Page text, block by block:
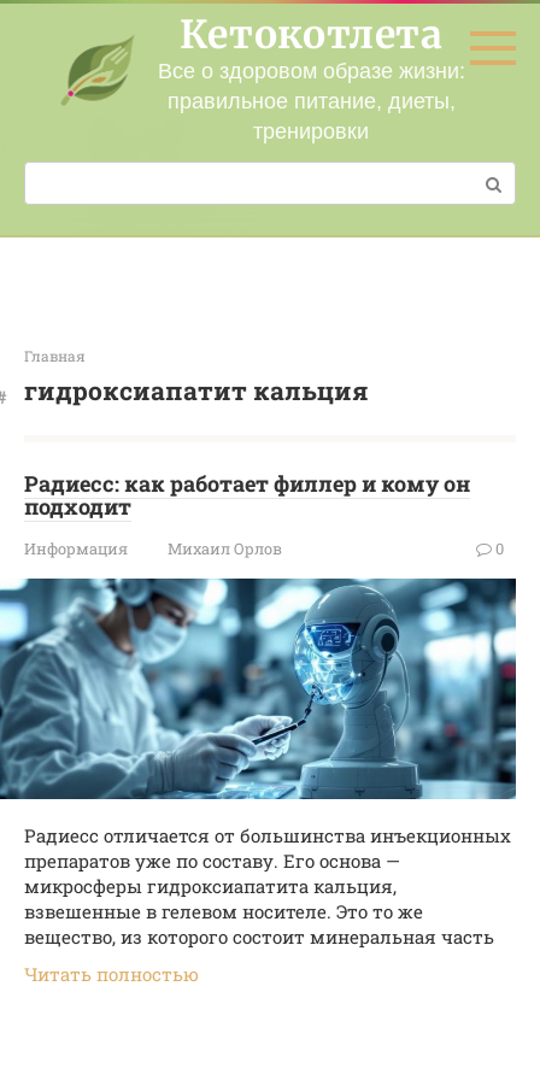
Перейти
контенту
Кетокотлета
Все о здоровом образе жизни:
правильное питание, диеты,
тренировки
Поиск:
Главная
гидроксиапатит кальция
Радиесс: как работает филлер и кому он
подходит
Информация Михаил Орлов 0
Радиесс отличается от большинства инъекционных
препаратов уже по составу. Его основа —
микросферы гидроксиапатита кальция,
взвешенные в гелевом носителе. Это то же
вещество, из которого состоит минеральная часть
Читать полностью